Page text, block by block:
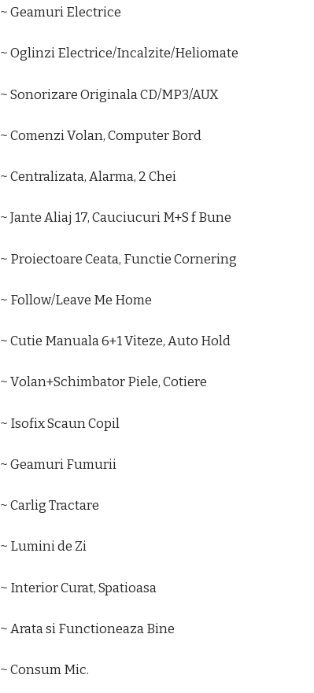
~ Geamuri Electrice
~ Oglinzi Electrice/Incalzite/Heliomate
~ Sonorizare Originala CD/MP3/AUX
~ Comenzi Volan, Computer Bord
~ Centralizata, Alarma, 2 Chei
~ Jante Aliaj 17, Cauciucuri M+S f Bune
~ Proiectoare Ceata, Functie Cornering
~ Follow/Leave Me Home
~ Cutie Manuala 6+1 Viteze, Auto Hold
~ Volan+Schimbator Piele, Cotiere
~ Isofix Scaun Copil
~ Geamuri Fumurii
~ Carlig Tractare
~ Lumini de Zi
~ Interior Curat, Spatioasa
~ Arata si Functioneaza Bine
~ Consum Mic.